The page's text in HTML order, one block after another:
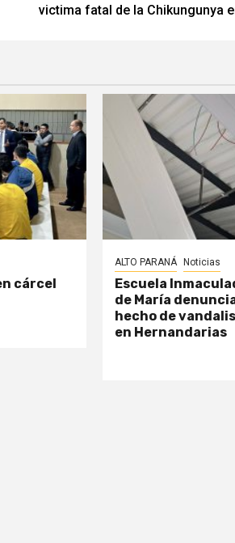
victima fatal de la Chikungunya
cárcel
ALTO PARANÁ Noticias
Escuela
de María
hecho de
en Hernandarias